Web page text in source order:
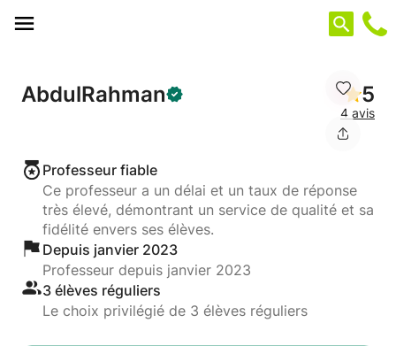
AbdulRahman 5
4 avis
Professeur fiable
Ce professeur a un délai et un taux de réponse
très élevé, démontrant un service de qualité et sa
fidélité envers ses élèves.
Depuis janvier 2023
Professeur depuis janvier 2023
3 élèves réguliers
Le choix privilégié de 3 élèves réguliers